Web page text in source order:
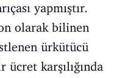
yapmıştır.
olarak bilinen
ürkütücü
karşılığında